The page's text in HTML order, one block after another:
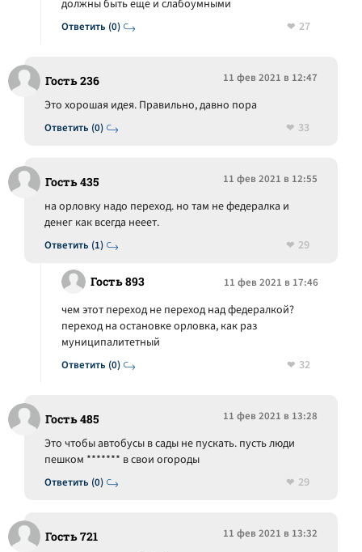
Ответить (0)
должны быть еще и слабоумными
27
Гость 236 11 фев 2021 в 12:47
Ответить (0)
Это хорошая идея. Правильно, давно пора
33
Гость 435 11 фев 2021 в 12:55
Ответить (1)
на орловку надо переход. но там не федералка и
денег как всегда нееет.
29
Гость 893 11 фев 2021 в 17:46
Ответить (0)
чем этот переход не переход над федералкой?
переход на остановке орловка, как раз
муниципалитетный
32
Гость 485 11 фев 2021 в 13:28
Ответить (0)
Это чтобы автобусы в сады не пускать. пусть люди
пешком ******* в свои огороды
29
Гость 721 11 фев 2021 в 13:32